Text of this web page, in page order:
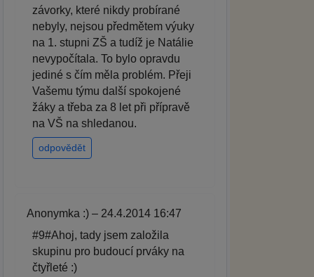
závorky, které nikdy probírané
nebyly, nejsou předmětem výuky
na 1. stupni ZŠ a tudíž je Natálie
nevypočítala. To bylo opravdu
jediné s čím měla problém. Přeji
Vašemu týmu další spokojené
žáky a třeba za 8 let při přípravě
na VŠ na shledanou.
odpovědět
Anonymka :) – 24.4.2014 16:47
#9#Ahoj, tady jsem založila
skupinu pro budoucí prváky na
čtyřleté :)